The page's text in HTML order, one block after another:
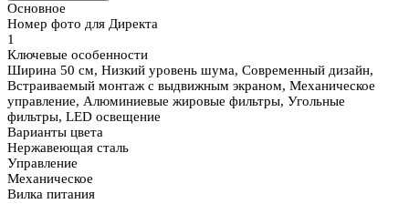
Основное
Номер фото для Директа
1
Ключевые особенности
Ширина 50 см, Низкий уровень шума, Современный дизайн,
Встраиваемый монтаж с выдвижным экраном, Механическое
управление, Алюминиевые жировые фильтры, Угольные
фильтры, LED освещение
Варианты цвета
Нержавеющая сталь
Управление
Механическое
Вилка питания